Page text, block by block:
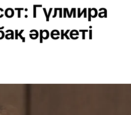
Гүлмира
әрекеті